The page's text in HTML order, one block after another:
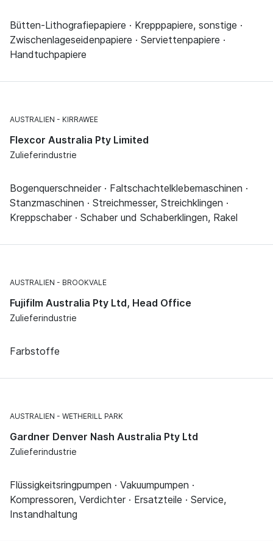
Bütten-Lithografiepapiere · Krepppapiere, sonstige ·
Zwischenlageseidenpapiere · Serviettenpapiere ·
Handtuchpapiere
AUSTRALIEN KIRRAWEE
Flexcor Australia Pty Limited
Zulieferindustrie
Bogenquerschneider · Faltschachtelklebemaschinen ·
Stanzmaschinen · Streichmesser, Streichklingen ·
Kreppschaber · Schaber und Schaberklingen, Rakel
AUSTRALIEN BROOKVALE
Fujifilm Australia Pty Ltd, Head Office
Zulieferindustrie
Farbstoffe
AUSTRALIEN WETHERILL PARK
Gardner Denver Nash Australia Pty Ltd
Zulieferindustrie
Flüssigkeitsringpumpen · Vakuumpumpen ·
Kompressoren, Verdichter · Ersatzteile · Service,
Instandhaltung